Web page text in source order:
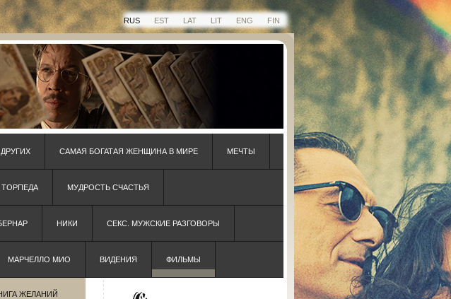
RUS EST LAT LIT ENG FIN
САМАЯ БОГАТАЯ ЖЕНЩИНА В МИРЕ МЕЧТЫ
МУДРОСТЬ СЧАСТЬЯ
НИКИ СЕКС. МУЖСКИЕ РАЗГОВОРЫ
МАРЧЕЛЛО МИО ВИДЕНИЯ ФИЛЬМЫ
ЖЕЛАНИЙ